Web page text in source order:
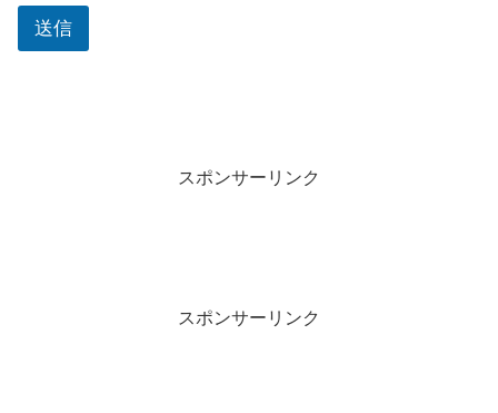
送信
スポンサーリンク
スポンサーリンク